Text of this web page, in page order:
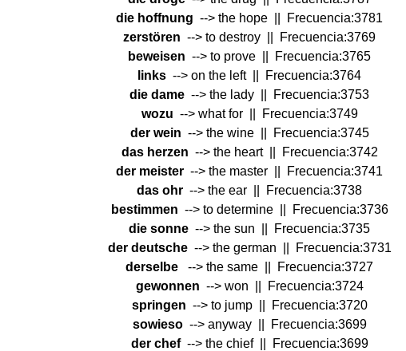
die hoffnung --> the hope || Frecuencia:3781
zerstören --> to destroy || Frecuencia:3769
beweisen --> to prove || Frecuencia:3765
links --> on the left || Frecuencia:3764
die dame --> the lady || Frecuencia:3753
wozu --> what for || Frecuencia:3749
der wein --> the wine || Frecuencia:3745
das herzen --> the heart || Frecuencia:3742
der meister --> the master || Frecuencia:3741
das ohr --> the ear || Frecuencia:3738
bestimmen --> to determine || Frecuencia:3736
die sonne --> the sun || Frecuencia:3735
der deutsche--> the german || Frecuencia:3731
derselbe
--> the same || Frecuencia:3727
gewonnen --> won || Frecuencia:3724
springen --> to jump || Frecuencia:3720
sowieso --> anyway || Frecuencia:3699
der chef--> the chief || Frecuencia:3699